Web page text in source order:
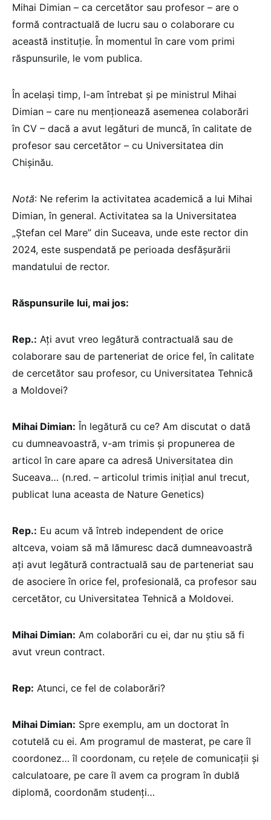
Mihai Dimian – ca cercetător sau profesor – are o
formă contractuală de lucru sau o colaborare cu
această instituție. În momentul în care vom primi
răspunsurile, le vom publica.
În același timp, l-am întrebat și pe ministrul Mihai
Dimian – care nu menționează asemenea colaborări
în CV – dacă a avut legături de muncă, în calitate de
profesor sau cercetător – cu Universitatea din
Chișinău.
Notă: Ne referim la activitatea academică a lui Mihai
Dimian, în general. Activitatea sa la Universitatea
„Ștefan cel Mare” din Suceava, unde este rector din
2024, este suspendată pe perioada desfășurării
mandatului de rector.
Răspunsurile lui, mai jos:
Rep.: Ați avut vreo legătură contractuală sau de
colaborare sau de parteneriat de orice fel, în calitate
de cercetător sau profesor, cu Universitatea Tehnică
a Moldovei?
Mihai Dimian: În legătură cu ce? Am discutat o dată
cu dumneavoastră, v-am trimis și propunerea de
articol în care apare ca adresă Universitatea din
Suceava… (n.red. – articolul trimis inițial anul trecut,
publicat luna aceasta de Nature Genetics)
Rep.: Eu acum vă întreb independent de orice
altceva, voiam să mă lămuresc dacă dumneavoastră
ați avut legătură contractuală sau de parteneriat sau
de asociere în orice fel, profesională, ca profesor sau
cercetător, cu Universitatea Tehnică a Moldovei.
Mihai Dimian: Am colaborări cu ei, dar nu știu să fi
avut vreun contract.
Rep: Atunci, ce fel de colaborări?
Mihai Dimian: Spre exemplu, am un doctorat în
cotutelă cu ei. Am programul de masterat, pe care îl
coordonez… îl coordonam, cu rețele de comunicații și
calculatoare, pe care îl avem ca program în dublă
diplomă, coordonăm studenți…